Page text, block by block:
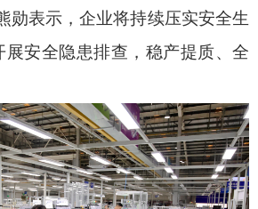
勋表示，企业将持续压实安全生
展安全隐患排查，稳产提质、全